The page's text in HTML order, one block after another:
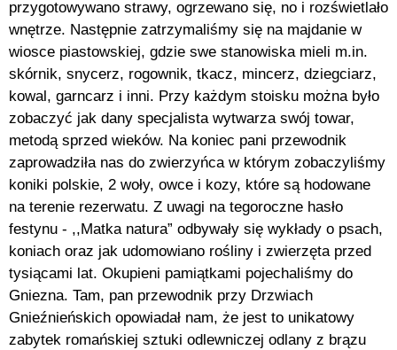
przygotowywano strawy, ogrzewano się, no i rozświetlało
wnętrze. Następnie zatrzymaliśmy się na majdanie w
wiosce piastowskiej, gdzie swe stanowiska mieli m.in.
skórnik, snycerz, rogownik, tkacz, mincerz, dziegciarz,
kowal, garncarz i inni. Przy każdym stoisku można było
zobaczyć jak dany specjalista wytwarza swój towar,
metodą sprzed wieków. Na koniec pani przewodnik
zaprowadziła nas do zwierzyńca w którym zobaczyliśmy
koniki polskie, 2 woły, owce i kozy, które są hodowane
na terenie rezerwatu. Z uwagi na tegoroczne hasło
festynu - ,,Matka natura” odbywały się wykłady o psach,
koniach oraz jak udomowiano rośliny i zwierzęta przed
tysiącami lat. Okupieni pamiątkami pojechaliśmy do
Gniezna. Tam, pan przewodnik przy Drzwiach
Gnieźnieńskich opowiadał nam, że jest to unikatowy
zabytek romańskiej sztuki odlewniczej odlany z brązu